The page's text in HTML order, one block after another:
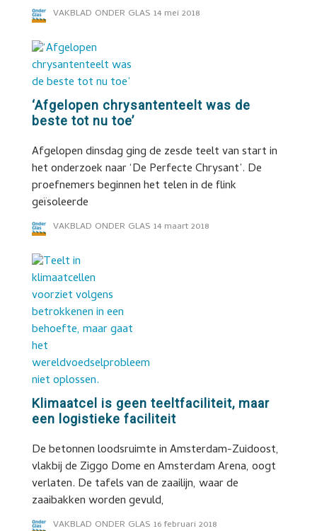
VAKBLAD ONDER GLAS 14 mei 2018
‘Afgelopen chrysantenteelt was de
beste tot nu toe’
Afgelopen dinsdag ging de zesde teelt van start in
het onderzoek naar ‘De Perfecte Chrysant’. De
proefnemers beginnen het telen in de flink
geïsoleerde
VAKBLAD ONDER GLAS 14 maart 2018
Klimaatcel is geen teeltfaciliteit, maar
een logistieke faciliteit
De betonnen loodsruimte in Amsterdam-Zuidoost,
vlakbij de Ziggo Dome en Amsterdam Arena, oogt
verlaten. De tafels van de zaailijn, waar de
zaaibakken worden gevuld,
VAKBLAD ONDER GLAS 16 februari 2018